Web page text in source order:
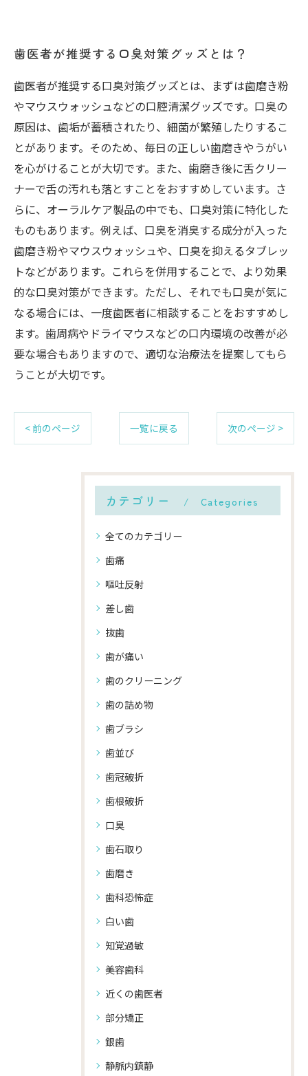
歯医者が推奨する口臭対策グッズとは？
歯医者が推奨する口臭対策グッズとは、まずは歯磨き粉
やマウスウォッシュなどの口腔清潔グッズです。口臭の
原因は、歯垢が蓄積されたり、細菌が繁殖したりするこ
とがあります。そのため、毎日の正しい歯磨きやうがい
を心がけることが大切です。また、歯磨き後に舌クリー
ナーで舌の汚れも落とすことをおすすめしています。さ
らに、オーラルケア製品の中でも、口臭対策に特化した
ものもあります。例えば、口臭を消臭する成分が入った
歯磨き粉やマウスウォッシュや、口臭を抑えるタブレッ
トなどがあります。これらを併用することで、より効果
的な口臭対策ができます。ただし、それでも口臭が気に
なる場合には、一度歯医者に相談することをおすすめし
ます。歯周病やドライマウスなどの口内環境の改善が必
要な場合もありますので、適切な治療法を提案してもら
うことが大切です。
< 前のページ 一覧に戻る 次のページ >
カテゴリー Categories
全てのカテゴリー
歯痛
嘔吐反射
差し歯
抜歯
歯が痛い
歯のクリーニング
歯の詰め物
歯ブラシ
歯並び
歯冠破折
歯根破折
口臭
歯石取り
歯磨き
歯科恐怖症
白い歯
知覚過敏
美容歯科
近くの歯医者
部分矯正
銀歯
静脈内鎮静